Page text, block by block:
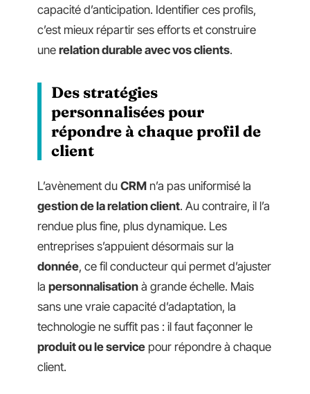
capacité d’anticipation. Identifier ces profils,
c’est mieux répartir ses efforts et construire
une relation durable avec vos clients.
Des stratégies
personnalisées pour
répondre à chaque profil de
client
L’avènement du CRM n’a pas uniformisé la
gestion de la relation client. Au contraire, il l’a
rendue plus fine, plus dynamique. Les
entreprises s’appuient désormais sur la
donnée, ce fil conducteur qui permet d’ajuster
la personnalisation à grande échelle. Mais
sans une vraie capacité d’adaptation, la
technologie ne suffit pas : il faut façonner le
produit ou le service pour répondre à chaque
client.